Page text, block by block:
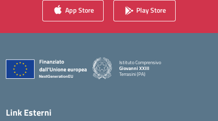
App Store Play Store
Istituto Comprensivo
Giovanni XXIII
Terrasini (PA)
Link Esterni